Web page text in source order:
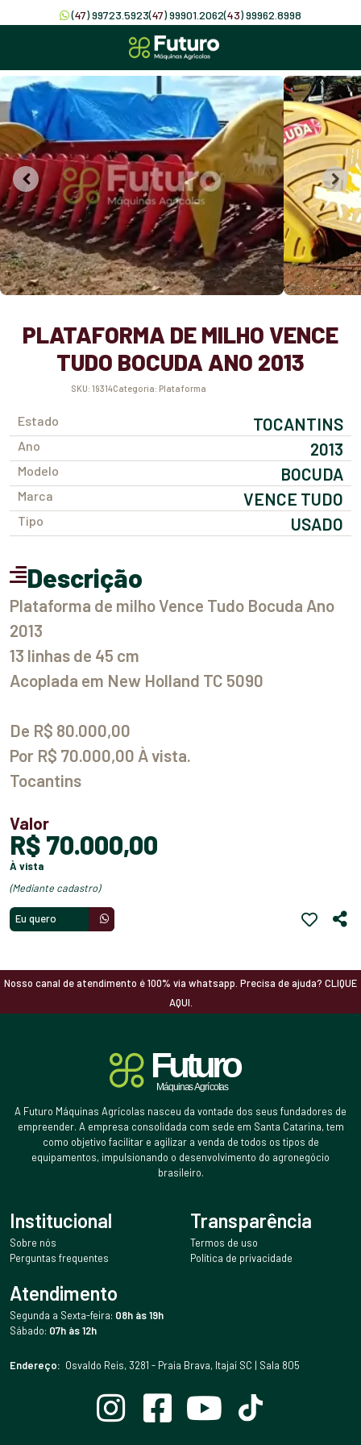
(47) 99723.5923(47) 99901.2062(43) 99962.8998
PLATAFORMA DE MILHO VENCE
TUDO BOCUDA ANO 2013
SKU: 19314 Categoria: Plataforma
Estado TOCANTINS
Ano 2013
Modelo BOCUDA
Marca VENCE TUDO
Tipo USADO
Descrição
Plataforma de milho Vence Tudo Bocuda Ano
2013
13 linhas de 45 cm
Acoplada em New Holland TC 5090
De R$ 80.000,00
Por R$ 70.000,00 À vista.
Tocantins
Valor
R$ 70.000,00
à vista
(mediante cadastro)
Eu quero
Nosso canal de atendimento é 100% via whatsapp. Precisa de ajuda? CLIQUE
AQUI.
A Futuro Máquinas Agrícolas nasceu da vontade dos seus fundadores de
empreender. A empresa consolidada com sede em Santa Catarina, tem
como objetivo facilitar e agilizar a venda de todos os tipos de
equipamentos, impulsionando o desenvolvimento do agronegócio
brasileiro.
Institucional
Sobre nós
Perguntas frequentes
Transparência
Termos de uso
Política de privacidade
Atendimento
Segunda a Sexta-feira: 08h às 19h
Sábado: 07h às 12h
Endereço: Osvaldo Reis, 3281 - Praia Brava, Itajaí SC | Sala 805